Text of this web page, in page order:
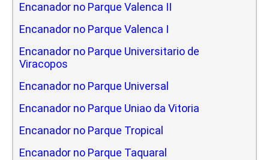
Encanador no Parque Valenca II
Encanador no Parque Valenca I
Encanador no Parque Universitario de
Viracopos
Encanador no Parque Universal
Encanador no Parque Uniao da Vitoria
Encanador no Parque Tropical
Encanador no Parque Taquaral